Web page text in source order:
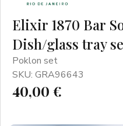
Elixir 1870 Bar
Dish/glass tray
Poklon set
SKU: GRA96643
40,00 €